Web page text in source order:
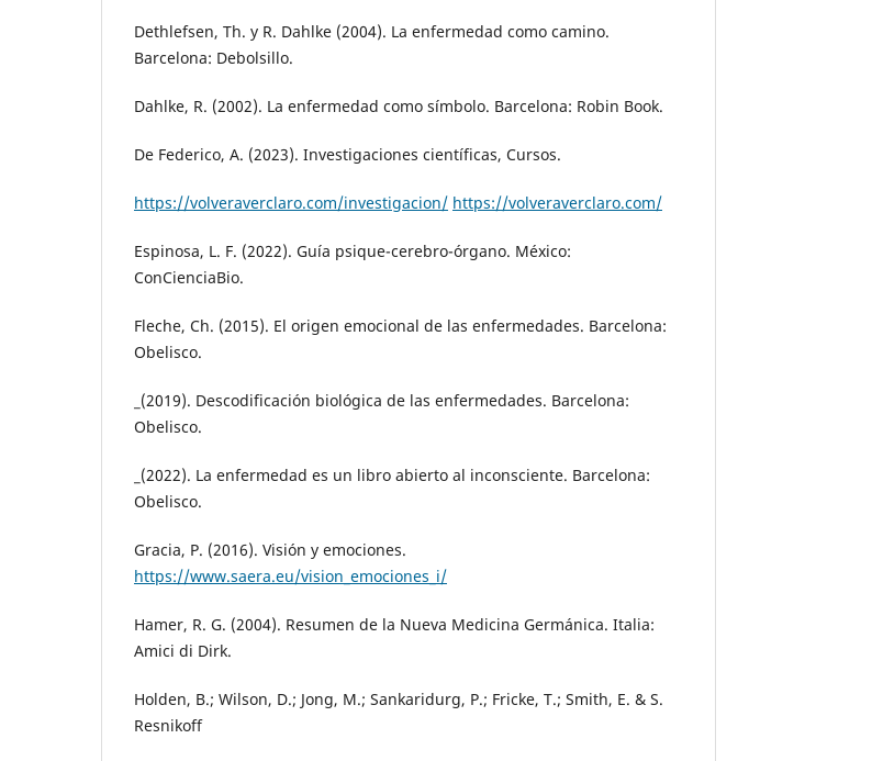
Dethlefsen, Th. y R. Dahlke (2004). La enfermedad como camino.
Barcelona: Debolsillo.
Dahlke, R. (2002). La enfermedad como símbolo. Barcelona: Robin Book.
De Federico, A. (2023). Investigaciones científicas, Cursos.
https://volveraverclaro.com/investigacion/ https://volveraverclaro.com/
Espinosa, L. F. (2022). Guía psique-cerebro-órgano. México:
ConCienciaBio.
Fleche, Ch. (2015). El origen emocional de las enfermedades. Barcelona:
Obelisco.
_(2019). Descodificación biológica de las enfermedades. Barcelona:
Obelisco.
_(2022). La enfermedad es un libro abierto al inconsciente. Barcelona:
Obelisco.
Gracia, P. (2016). Visión y emociones.
https://www.saera.eu/vision_emociones_i/
Hamer, R. G. (2004). Resumen de la Nueva Medicina Germánica. Italia:
Amici di Dirk.
Holden, B.; Wilson, D.; Jong, M.; Sankaridurg, P.; Fricke, T.; Smith, E. & S.
Resnikoff